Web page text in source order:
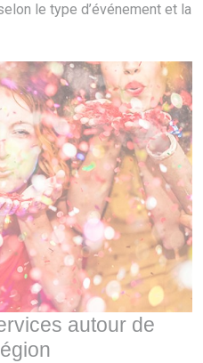
le type d’événement et la
autour de